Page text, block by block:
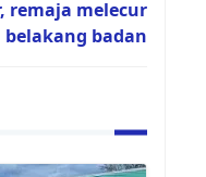
remaja melecur
belakang badan